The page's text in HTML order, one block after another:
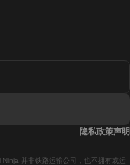
車
并非铁路运输公司，也不拥有或运
隐私政策声明